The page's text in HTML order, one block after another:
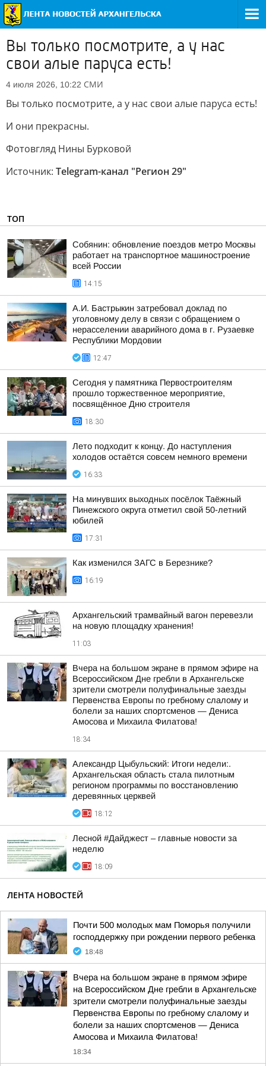
Вы только посмотрите, а у нас
свои алые паруса есть!
4 июля 2026, 10:22 СМИ
Вы только посмотрите, а у нас свои алые паруса есть!
И они прекрасны.
Фотовгляд Нины Бурковой
Источник: Telegram-канал "Регион 29"
ТОП
Собянин: обновление поездов метро Москвы
работает на транспортное машиностроение
всей России
14:15
А.И. Бастрыкин затребовал доклад по
уголовному делу в связи с обращением о
нерасселении аварийного дома в г. Рузаевке
Республики Мордовии
12:47
Сегодня у памятника Первостроителям
прошло торжественное мероприятие,
посвящённое Дню строителя
18:30
Лето подходит к концу. До наступления
холодов остаётся совсем немного времени
16:33
На минувших выходных посёлок Таёжный
Пинежского округа отметил свой 50-летний
юбилей
17:31
Как изменился ЗАГС в Березнике?
16:19
Архангельский трамвайный вагон перевезли
на новую площадку хранения!
11:03
Вчера на большом экране в прямом эфире на
Всероссийском Дне гребли в Архангельске
зрители смотрели полуфинальные заезды
Первенства Европы по гребному слалому и
болели за наших спортсменов — Дениса
Амосова и Михаила Филатова!
18:34
Александр Цыбульский: Итоги недели:.
Архангельская область стала пилотным
регионом программы по восстановлению
деревянных церквей
18:12
Лесной #Дайджест – главные новости за
неделю
18:09
ЛЕНТА НОВОСТЕЙ
Почти 500 молодых мам Поморья получили
господдержку при рождении первого ребенка
18:48
Вчера на большом экране в прямом эфире
на Всероссийском Дне гребли в Архангельске
зрители смотрели полуфинальные заезды
Первенства Европы по гребному слалому и
болели за наших спортсменов — Дениса
Амосова и Михаила Филатова!
18:34